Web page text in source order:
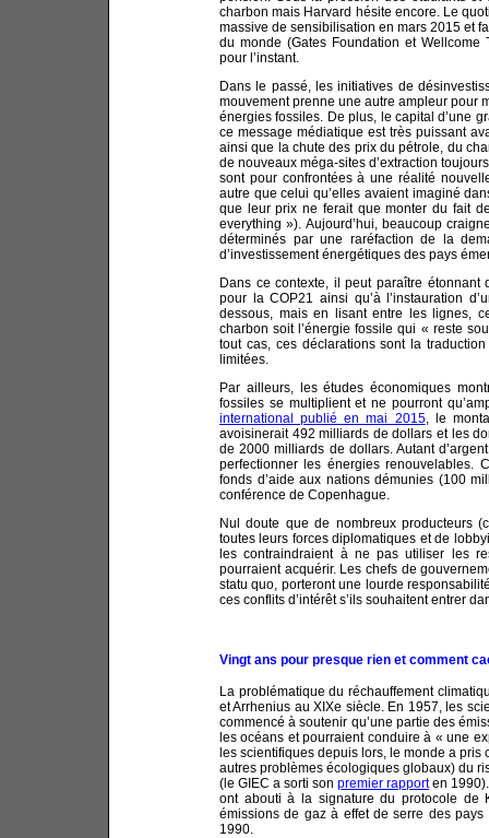
charbon mais Harvard hésite encore. Le
massive de sensibilisation en mars 2015 et
du monde (Gates Foundation et
pour l’instant.
Dans le passé, les initiatives de
mouvement prenne une autre ampleur pour
énergies fossiles. De plus, le capital d’une
ce message médiatique est très puissant
ainsi que la chute des prix du pétrole, du
de nouveaux méga-sites d’extraction
sont pour confrontées à une réalité
autre que celui qu’elles avaient imaginé
que leur prix ne ferait que monter du fait
everything »). Aujourd’hui, beaucoup
déterminés par une raréfaction de la
d’investissement énergétiques des pays
Dans ce contexte, il peut paraître étonnant
pour la COP21 ainsi qu’à l’instauration
dessous, mais en lisant entre les lignes,
charbon soit l’énergie fossile qui « reste
tout cas, ces déclarations sont la
limitées.
Par ailleurs, les études économiques
fossiles se multiplient et ne pourront
international publié en mai 2015, le
avoisinerait 492 milliards de dollars et les
de 2000 milliards de dollars. Autant
perfectionner les énergies renouvelables.
fonds d’aide aux nations démunies (100
conférence de Copenhague.
Nul doute que de nombreux producteurs
toutes leurs forces diplomatiques et de
les contraindraient à ne pas utiliser les
pourraient acquérir. Les chefs de
statu quo, porteront une lourde
ces conflits d’intérêt s’ils souhaitent entrer
Vingt ans pour presque rien et comment
La problématique du réchauffement
et Arrhenius au XIXe siècle. En 1957, les
commencé à soutenir qu’une partie des
les océans et pourraient conduire à « une
les scientifiques depuis lors, le monde a
autres problèmes écologiques globaux) du
(le GIEC a sorti son premier rapporten
ont abouti à la signature du protocole de
émissions de gaz à effet de serre des
1990.